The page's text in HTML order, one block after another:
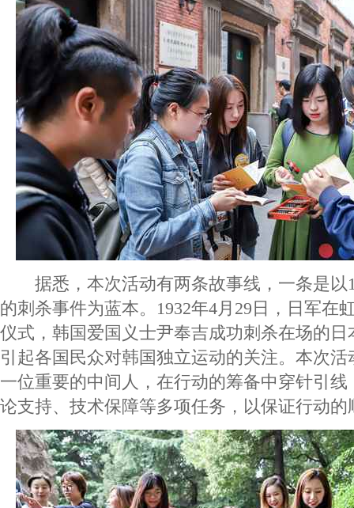
据悉，本次活动有两条故事线，一条是以
的刺杀事件为蓝本。1932年4月29日，日军在
仪式，韩国爱国义士尹奉吉成功刺杀在场的
引起各国民众对韩国独立运动的关注。本次
一位重要的中间人，在行动的筹备中穿针引
论支持、技术保障等多项任务，以保证行动的